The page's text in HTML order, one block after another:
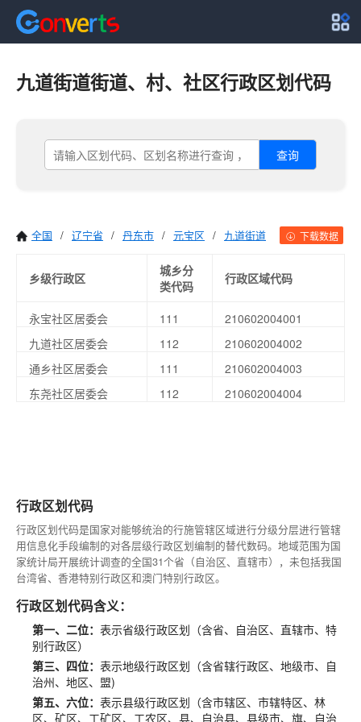
九道街道街道、村、社区行政区划代码
查询
全国 / 辽宁省 / 丹东市 / 元宝区 / 九道街道 下载数据
乡级行政区
城乡分
类代码
行政区域代码
永宝社区居委会 111
210602004001
九道社区居委会
112
210602004002
通乡社区居委会
111
210602004003
东尧社区居委会
112 210602004004
行政区划代码
行政区划代码是国家对能够统治的行施管辖区域进行分级分层进行管辖
用信息化手段编制的对各层级行政区划编制的替代数码。地域范围为国
家统计局开展统计调查的全国31个省（自治区、直辖市），未包括我国
台湾省、香港特别行政区和澳门特别行政区。
行政区划代码含义：
第一、二位： 表示省级行政区划（含省、自治区、直辖市、特
别行政区）
第三、四位： 表示地级行政区划（含省辖行政区、地级市、自
治州、地区、盟)
第五、六位： 表示县级行政区划（含市辖区、市辖特区、林
区、矿区、工矿区、工农区、县、自治县、县级市、旗、自治